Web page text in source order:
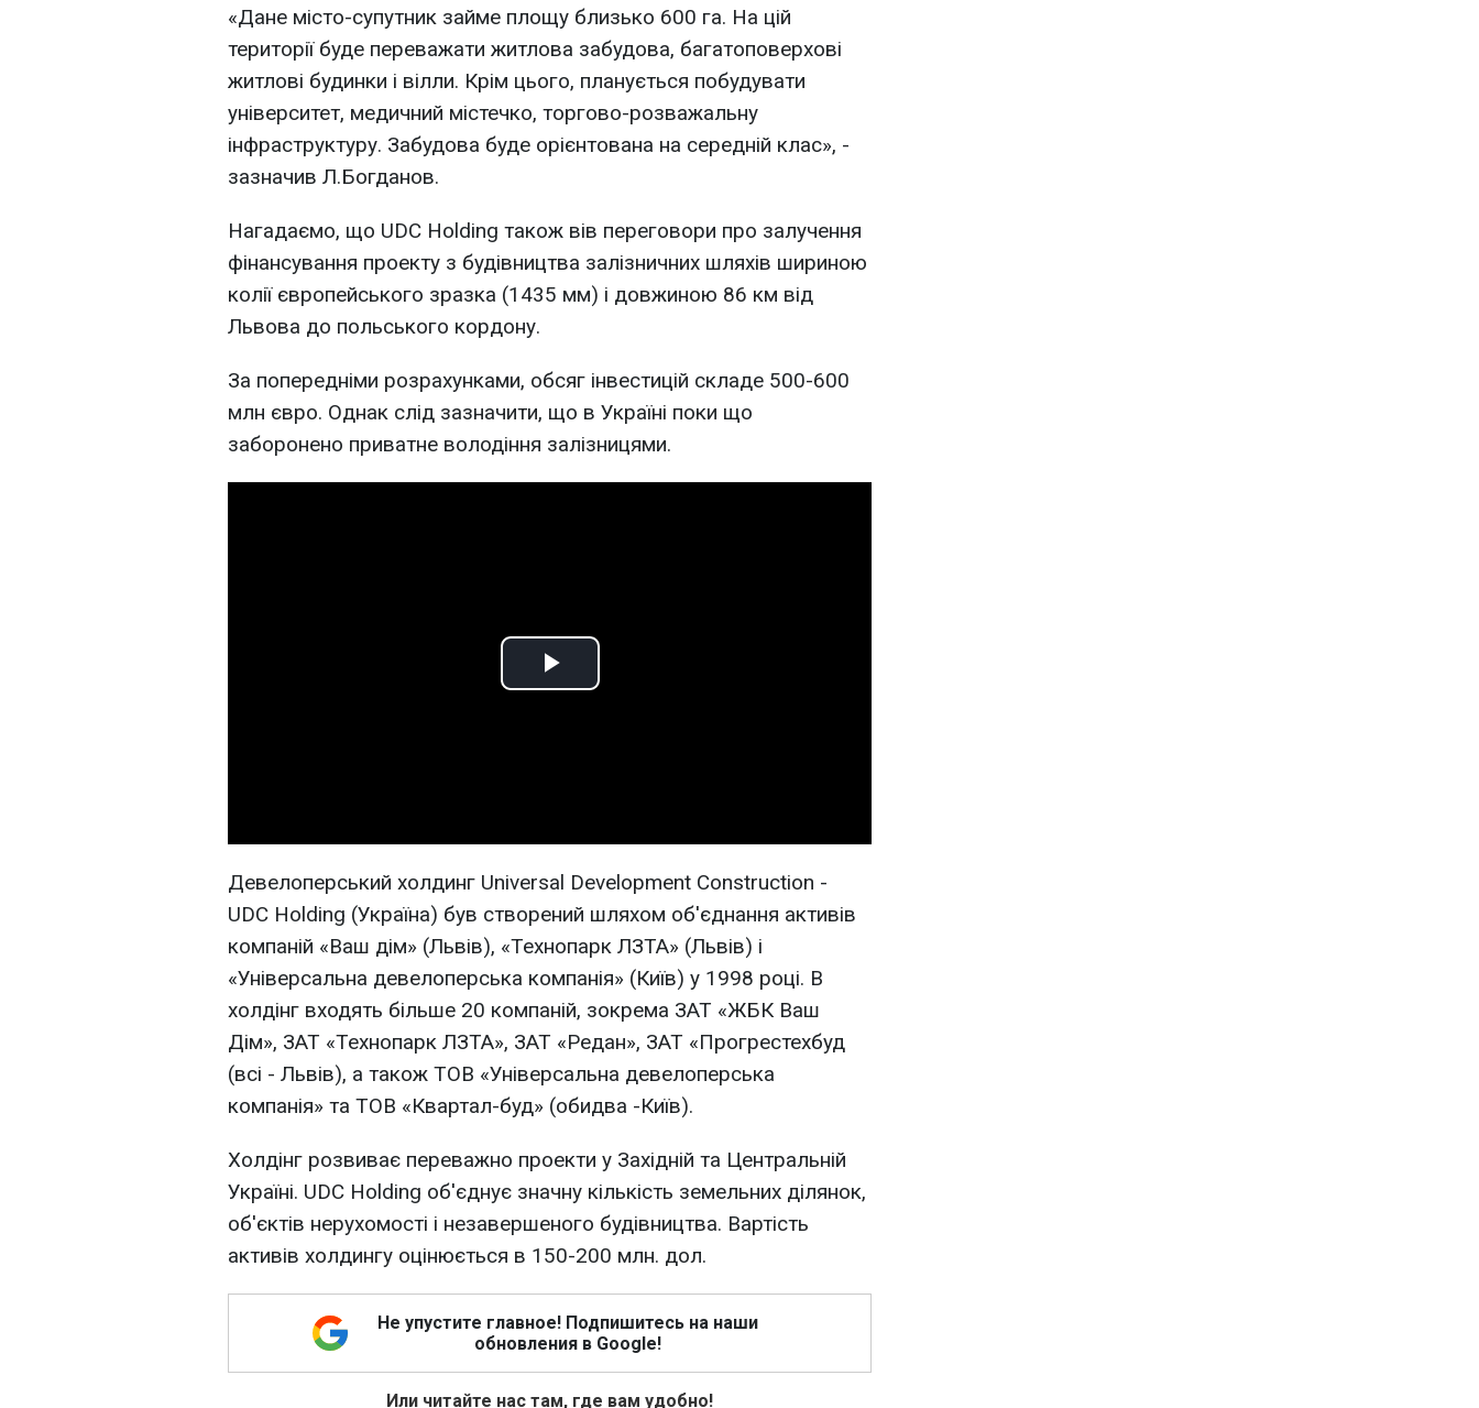
«Дане місто-супутник займе площу близько 600 га. На цій
території буде переважати житлова забудова, багатоповерхові
житлові будинки і вілли. Крім цього, планується побудувати
університет, медичний містечко, торгово-розважальну
інфраструктуру. Забудова буде орієнтована на середній клас», -
зазначив Л.Богданов.
Нагадаємо, що UDC Holding також вів переговори про залучення
фінансування проекту з будівництва залізничних шляхів шириною
колії європейського зразка (1435 мм) і довжиною 86 км від
Львова до польського кордону.
За попередніми розрахунками, обсяг інвестицій складе 500-600
млн євро. Однак слід зазначити, що в Україні поки що
заборонено приватне володіння залізницями.
Play
Девелоперський холдинг Universal Development Construction -
UDC Holding (Україна) був створений шляхом об'єднання активів
компаній «Ваш дім» (Львів), «Технопарк ЛЗТА» (Львів) і
«Універсальна девелоперська компанія» (Київ) у 1998 році. В
холдінг входять більше 20 компаній, зокрема ЗАТ «ЖБК Ваш
Дім», ЗАТ «Технопарк ЛЗТА», ЗАТ «Редан», ЗАТ «Прогрестехбуд
(всі - Львів), а також ТОВ «Універсальна девелоперська
компанія» та ТОВ «Квартал-буд» (обидва -Київ).
Холдінг розвиває переважно проекти у Західній та Центральній
Україні. UDC Holding об'єднує значну кількість земельних ділянок,
об'єктів нерухомості і незавершеного будівництва. Вартість
активів холдингу оцінюється в 150-200 млн. дол.
Не упустите главное! Подпишитесь на наши
обновления в Google!
Или читайте нас там, где вам удобно!